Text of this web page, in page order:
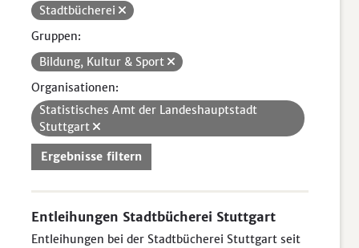
Stadtbücherei
Gruppen:
Bildung, Kultur & Sport
Organisationen:
Statistisches Amt der Landeshauptstadt
Stuttgart
Ergebnisse filtern
Entleihungen Stadtbücherei Stuttgart
Entleihungen bei der Stadtbücherei Stuttgart seit